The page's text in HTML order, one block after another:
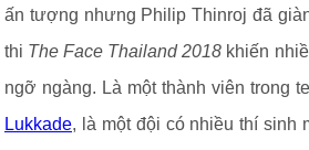
ấn tượng nhưng Philip Thinroj đã
thi The Face Thailand 2018 khiến
ngỡ ngàng. Là một thành viên trong
Lukkade, là một đội có nhiều thí sinh